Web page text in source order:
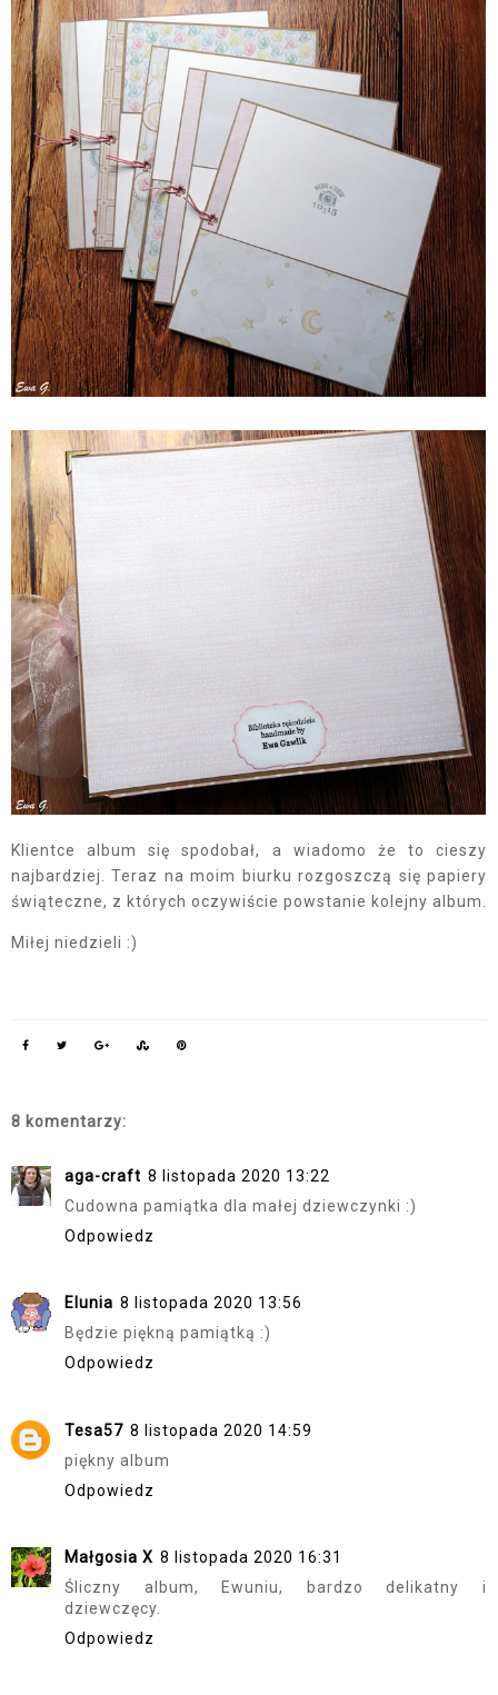
Klientce album się spodobał, a wiadomo że to cieszy
najbardziej. Teraz na moim biurku rozgoszczą się papiery
świąteczne, z których oczywiście powstanie kolejny album.
Miłej niedzieli :)
8 komentarzy:
aga-craft 8 listopada 2020 13:22
Cudowna pamiątka dla małej dziewczynki :)
Odpowiedz
Elunia 8 listopada 2020 13:56
Będzie piękną pamiątką :)
Odpowiedz
Tesa57 8 listopada 2020 14:59
piękny album
Odpowiedz
Małgosia X 8 listopada 2020 16:31
Śliczny album, Ewuniu, bardzo delikatny i
dziewczęcy.
Odpowiedz